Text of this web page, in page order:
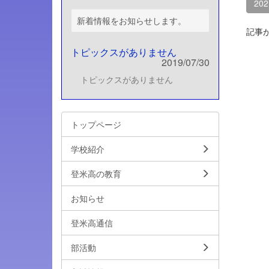
記事
新着情報をお知らせします。
トピックスがありません
2019/07/30
トピックスがありません
トップページ
学校紹介
登米高の教育
お知らせ
登米高通信
部活動